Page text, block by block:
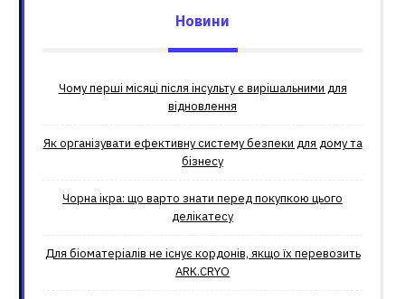
Новини
Чому перші місяці після інсульту є вирішальними для
відновлення
Як організувати ефективну систему безпеки для дому та
бізнесу
Чорна ікра: що варто знати перед покупкою цього
делікатесу
Для біоматеріалів не існує кордонів, якщо їх перевозить
ARK.CRYO